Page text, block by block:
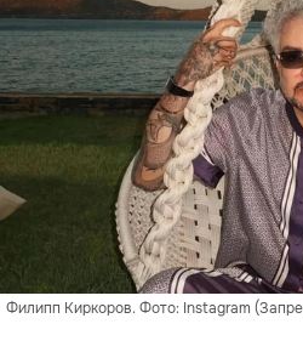
Филипп Киркоров. Фото: Instagram